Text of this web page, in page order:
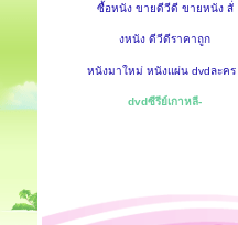
ซื้อหนัง ขายดีวีดี ขายหนัง สั่
งหนัง ดีวีดีราคาถูก
หนังมาใหม่ หนังแผ่น dvdละคร .
dvdซีรีย์เกาหลี-